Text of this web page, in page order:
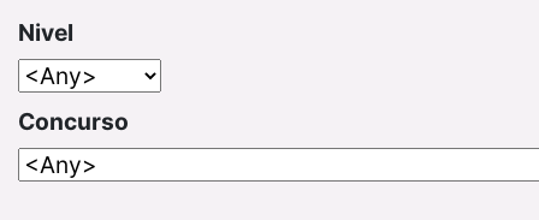
Nivel
Concurso